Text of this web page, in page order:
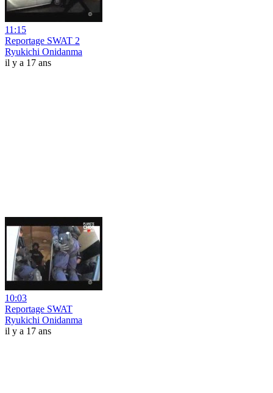
11:15
Reportage SWAT 2
Ryukichi Onidanma
il y a 17 ans
10:03
Reportage SWAT
Ryukichi Onidanma
il y a 17 ans